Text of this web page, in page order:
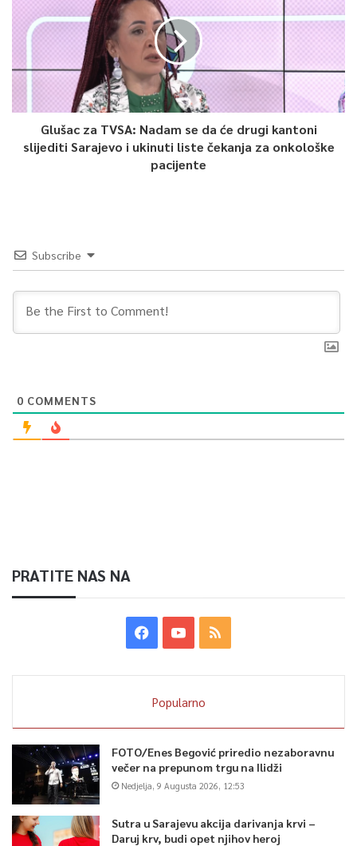
0
Article Rating
Glušac za TVSA: Nadam se da će drugi kantoni
slijediti Sarajevo i ukinuti liste čekanja za onkološke
pacijente
Subscribe
0 COMMENTS
PRATITE NAS NA
Popularno
FOTO/Enes Begović priredio nezaboravnu
večer na prepunom trgu na Ilidži
Nedjelja, 9 Augusta 2026, 12:53
Sutra u Sarajevu akcija darivanja krvi –
Daruj krv, budi opet njihov heroj